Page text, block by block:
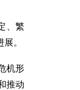
、繁
。
机形
推动